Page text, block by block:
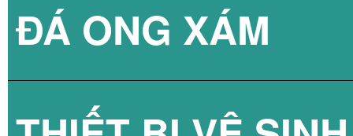
GẠCH KÍNH
ĐÁ ONG XÁM